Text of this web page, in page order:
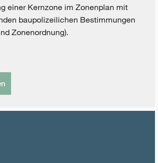
einer Kernzone im Zonenplan mit
baupolizeilichen Bestimmungen
Zonenordnung).